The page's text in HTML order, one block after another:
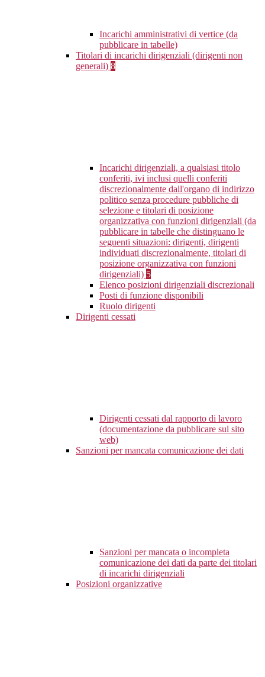
Incarichi amministrativi di vertice (da
pubblicare in tabelle)
Titolari di incarichi dirigenziali (dirigenti non
generali) 8
Incarichi dirigenziali, a qualsiasi titolo
conferiti, ivi inclusi quelli conferiti
discrezionalmente dall'organo di indirizzo
politico senza procedure pubbliche di
selezione e titolari di posizione
organizzativa con funzioni dirigenziali (da
pubblicare in tabelle che distinguano le
seguenti situazioni: dirigenti, dirigenti
individuati discrezionalmente, titolari di
posizione organizzativa con funzioni
dirigenziali) 5
Elenco posizioni dirigenziali discrezionali
Posti di funzione disponibili
Ruolo dirigenti
Dirigenti cessati
Dirigenti cessati dal rapporto di lavoro
(documentazione da pubblicare sul sito
web)
Sanzioni per mancata comunicazione dei dati
Sanzioni per mancata o incompleta
comunicazione dei dati da parte dei titolari
di incarichi dirigenziali
Posizioni organizzative